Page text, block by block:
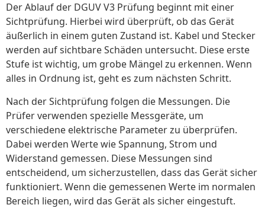
Der Ablauf der DGUV V3 Prüfung beginnt mit einer
Sichtprüfung. Hierbei wird überprüft, ob das Gerät
äußerlich in einem guten Zustand ist. Kabel und Stecker
werden auf sichtbare Schäden untersucht. Diese erste
Stufe ist wichtig, um grobe Mängel zu erkennen. Wenn
alles in Ordnung ist, geht es zum nächsten Schritt.
Nach der Sichtprüfung folgen die Messungen. Die
Prüfer verwenden spezielle Messgeräte, um
verschiedene elektrische Parameter zu überprüfen.
Dabei werden Werte wie Spannung, Strom und
Widerstand gemessen. Diese Messungen sind
entscheidend, um sicherzustellen, dass das Gerät sicher
funktioniert. Wenn die gemessenen Werte im normalen
Bereich liegen, wird das Gerät als sicher eingestuft.